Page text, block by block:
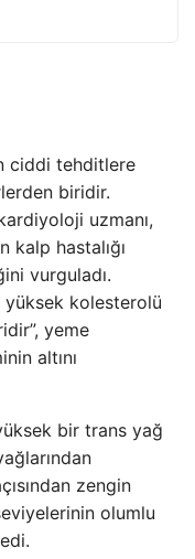
ciddi tehditlere
biridir.
uzmanı,
kalp hastalığı
vurguladı.
yüksek kolesterolü
yeme
altını
bir trans yağ
zengin
olumlu